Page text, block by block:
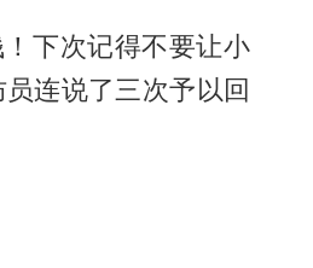
下次记得不要让小
连说了三次予以回